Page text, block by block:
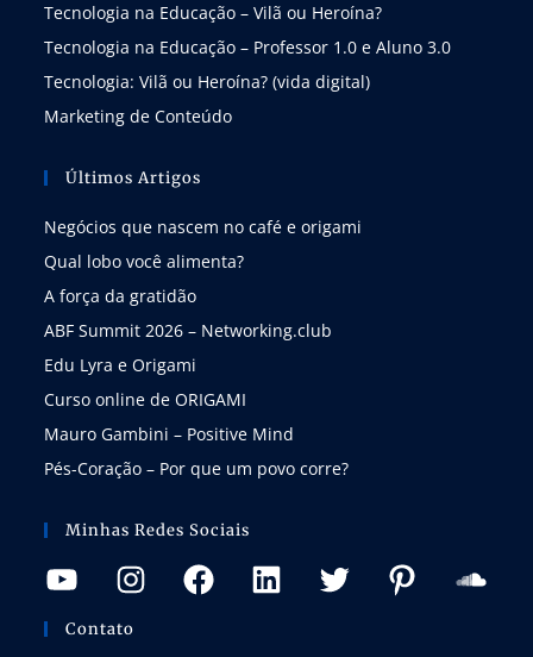
Tecnologia na Educação – Vilã ou Heroína?
Tecnologia na Educação – Professor 1.0 e Aluno 3.0
Tecnologia: Vilã ou Heroína? (vida digital)
Marketing de Conteúdo
Últimos Artigos
Negócios que nascem no café e origami
Qual lobo você alimenta?
A força da gratidão
ABF Summit 2026 – Networking.club
Edu Lyra e Origami
Curso online de ORIGAMI
Mauro Gambini – Positive Mind
Pés-Coração – Por que um povo corre?
Minhas Redes Sociais
Contato